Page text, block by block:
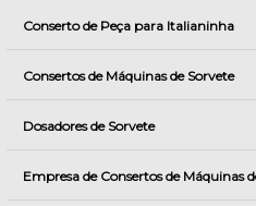
Conserto de Peça para Italianinha
Consertos de Máquinas de Sorvete
Dosadores de Sorvete
Empresa de Consertos de Máquinas